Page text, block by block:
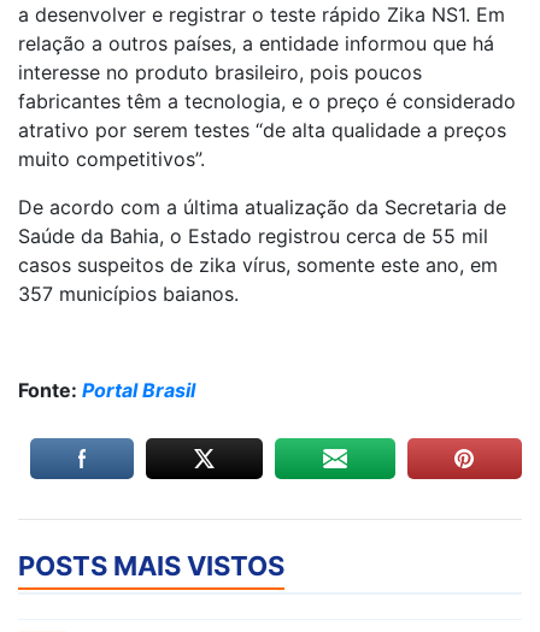
a desenvolver e registrar o teste rápido Zika NS1. Em
relação a outros países, a entidade informou que há
interesse no produto brasileiro, pois poucos
fabricantes têm a tecnologia, e o preço é considerado
atrativo por serem testes “de alta qualidade a preços
muito competitivos”.
De acordo com a última atualização da Secretaria de
Saúde da Bahia, o Estado registrou cerca de 55 mil
casos suspeitos de zika vírus, somente este ano, em
357 municípios baianos.
Fonte: Portal Brasil
POSTS MAIS VISTOS